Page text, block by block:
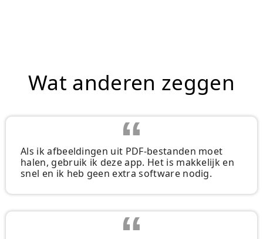
Wat anderen zeggen
Als ik afbeeldingen uit PDF-bestanden moet
halen, gebruik ik deze app. Het is makkelijk en
snel en ik heb geen extra software nodig.